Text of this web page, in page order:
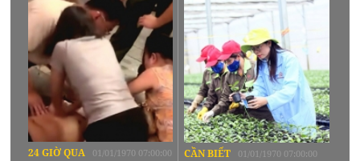
24 GIỜ QUA 01/01/1970 07:00:00 CẦN BIẾT 01/01/1970 07:00:00